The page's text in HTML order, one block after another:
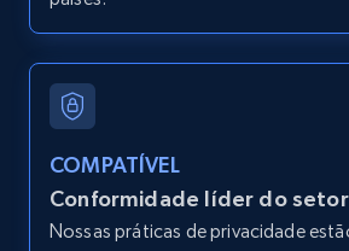
URL
URL, ID, User id, Use url, Title,
text, Date posted, and more.
11.3K+
COMPATÍVEL
Conformidade líder do setor
Nossas práticas de privacidade